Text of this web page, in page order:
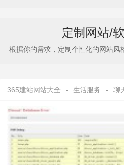
定制网站/
根据你的需求，定制个性化的网站风
365建站网站大全 - 生活服务 - 聊